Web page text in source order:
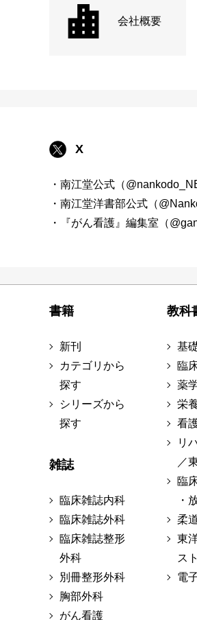
会社概要
X
・南江堂公式（
・南江堂洋書部公式（
・『がん看護』編集室（
書籍
新刊
カテゴリから
探す
シリーズから
探す
雑誌
臨床雑誌内科
臨床雑誌外科
臨床雑誌整形
外科
別冊整形外科
胸部外科
がん看護
教科
基
臨
薬
栄
看
リ
／
臨
・
柔
東
スト
電